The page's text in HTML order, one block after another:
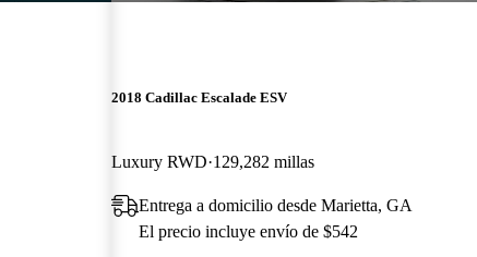
2018 Cadillac Escalade ESV
Luxury RWD 129,282 millas
Entrega a domicilio desde Marietta, GA
El precio incluye envío de $542